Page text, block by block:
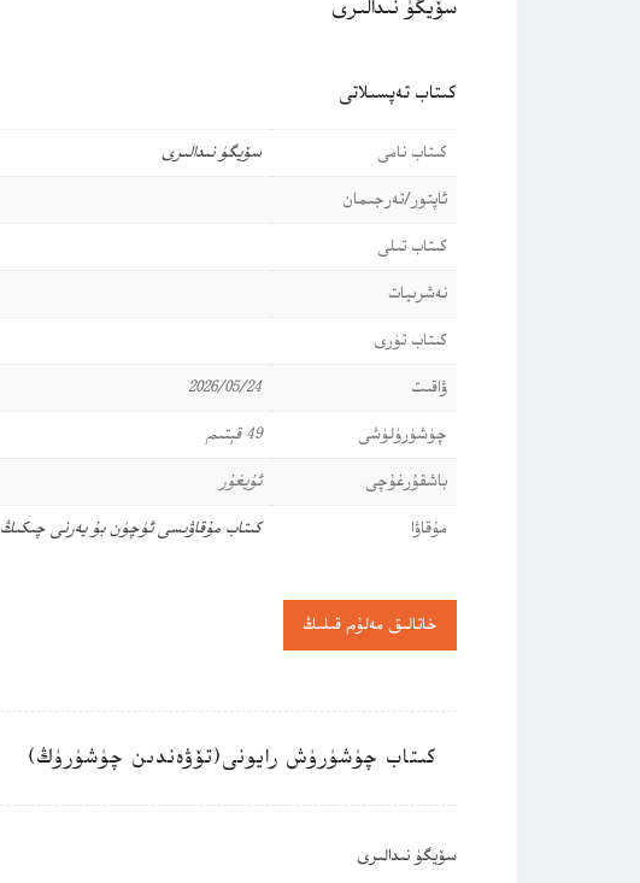
سۆيگۈ نىدالىرى
كىتاب تەپسىلاتى
كىتاب نامى
سۆيگۈ نىدالىرى
ئاپتور/تەرجىمان
كىتاب تىلى
نەشرىيات
كىتاب تۈرى
ۋاقىت
2026/05/24
چۈشۈرۈلۈشى
49 قېتىم
باشقۇرغۇچى
ئۇيغۇر
مۇقاۋا
كىتاب مۇقاۋىسى ئۈچۈن بۇ يەرنى چىكىڭ
خاتالىق مەلۇم قىلىڭ
كىتاب چۈشۈرۈش رايونى(تۆۋەندىن چۈشۈرۈڭ)
سۆيگۈ نىدالىرى